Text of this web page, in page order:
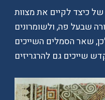
של כיצד לקיים את מצוות
שבעל פה, ולשומרונים
שאר הסמלים השייכים